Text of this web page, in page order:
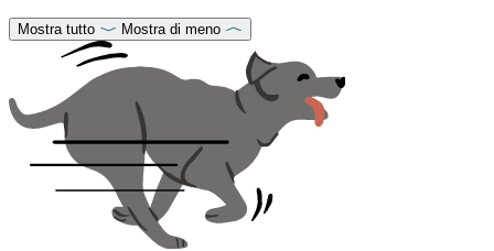
Mostra tutto Mostra di meno